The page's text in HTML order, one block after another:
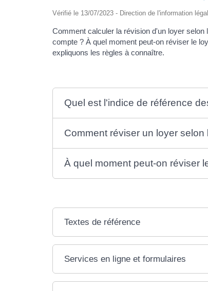
Vérifié le 13/07/2023 - Direction de l'information
Comment calculer la révision d'un loyer selon
compte ? À quel moment peut-on réviser le
expliquons les règles à connaître.
Quel est l'indice de référence
Comment réviser un loyer
À quel moment peut-on réviser
Textes de référence
Services en ligne et formulaires